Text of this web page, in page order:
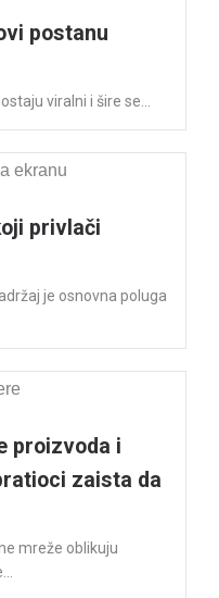
postanu
viralni i šire se...
privlači
je osnovna poluga
proizvoda i
zaista da
mreže oblikuju